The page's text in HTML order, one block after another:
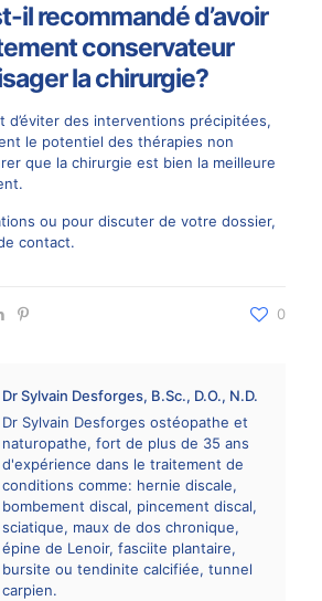
il recommandé d’avoir
conservateur
la chirurgie?
d’éviter des interventions précipitées,
le potentiel des thérapies non
que la chirurgie est bien la meilleure
ou pour discuter de votre dossier,
contact.
0
Dr Sylvain Desforges, B.Sc., D.O., N.D.
Dr Sylvain Desforges ostéopathe et
naturopathe, fort de plus de 35 ans
d'expérience dans le traitement de
conditions comme: hernie discale,
bombement discal, pincement discal,
sciatique, maux de dos chronique,
épine de Lenoir, fasciite plantaire,
bursite ou tendinite calcifiée, tunnel
carpien.